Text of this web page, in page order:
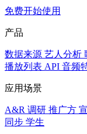
免费开始使用
产品
数据来源 艺人分析
播放列表 API 音频
应用场景
A&R 调研 推广方
同步 学生